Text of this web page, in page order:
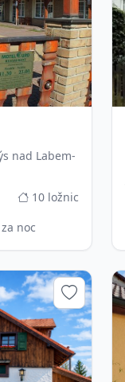
nad Labem-
10 ložnic
noc